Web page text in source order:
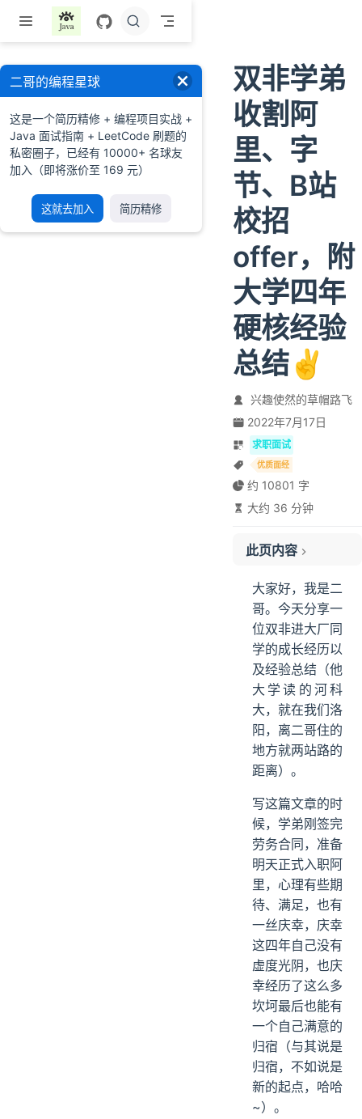
跳至主要內容
双非学弟
收割阿
里、字
节、B站
校招
offer，附
大学四年
硬核经验
总结✌️
兴趣使然的草帽路飞
2022年7月17日
求职面试
优质面经
约 10801 字
大约 36 分钟
此页内容
三、匆匆忙忙的大学四年换来了什么？
四、开阔视野，见识差距
如何找实习？
五、没有人是永远值得羡慕的！
六、如何看待就业与考研的选择？
七、前程似锦
大家好，我是二
哥。今天分享一
位双非进大厂同
学的成长经历以
及经验总结（他
大学读的河科
大，就在我们洛
阳，离二哥住的
地方就两站路的
距离）。
写这篇文章的时
候，学弟刚签完
劳务合同，准备
明天正式入职阿
里，心理有些期
待、满足，也有
一丝庆幸，庆幸
这四年自己没有
虚度光阴，也庆
幸经历了这么多
坎坷最后也能有
一个自己满意的
归宿（与其说是
归宿，不如说是
新的起点，哈哈
~）。
二哥的编程星球
这是一个简历精修 + 编程项目实战 +
Java 面试指南 + LeetCode 刷题的
私密圈子，已经有 10000+ 名球友
加入（即将涨价至 169 元）
这就去加入 简历精修